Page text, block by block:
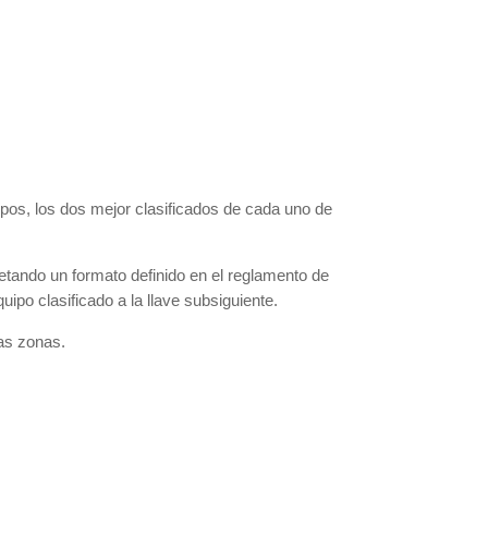
los dos mejor clasificados de cada uno de
un formato definido en el reglamento de
clasificado a la llave subsiguiente.
zonas.